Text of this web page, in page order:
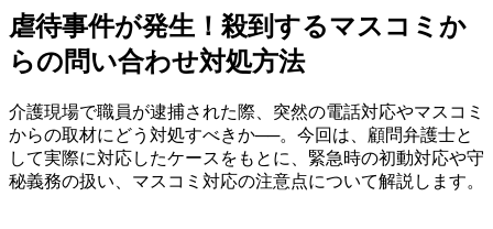
虐待事件が発生！殺到するマスコミか
らの問い合わせ対処方法
介護現場で職員が逮捕された際、突然の電話対応やマスコミ
からの取材にどう対処すべきか──。今回は、顧問弁護士と
して実際に対応したケースをもとに、緊急時の初動対応や守
秘義務の扱い、マスコミ対応の注意点について解説します。